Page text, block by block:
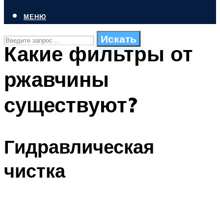
Искать
СТИЛИ ПЛАВАНЬЯ
ПЛАВАНЬЕ ДЛЯ ДЕТЕЙ
БАССЕЙН ДЛЯ ДОМА
МЕНЮ
МЕНЮ
Какие фильтры от
ржавчины
существуют?
Гидравлическая
чистка